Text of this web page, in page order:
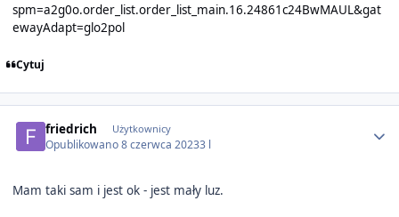
spm=a2g0o.order_list.order_list_main.16.24861c24BwMAUL&gat
ewayAdapt=glo2pol
Cytuj
friedrich Użytkownicy
Opublikowano8 czerwca 20233 l
Mam taki sam i jest ok - jest mały luz.